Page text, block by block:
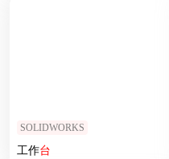
SOLIDWORKS
工作台